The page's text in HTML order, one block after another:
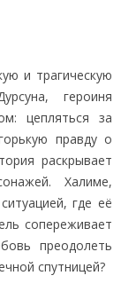
и трагическую
героиня
цепляться за
правду о
раскрывает
Халиме,
где её
сопереживает
преодолеть
спутницей?